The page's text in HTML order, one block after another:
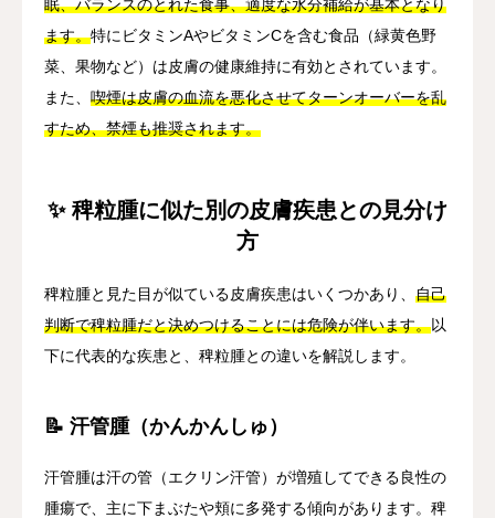
眠、バランスのとれた食事、適度な水分補給が基本となり
ます。特にビタミンAやビタミンCを含む食品（緑黄色野
菜、果物など）は皮膚の健康維持に有効とされています。
また、 喫煙は皮膚の血流を悪化させてターンオーバーを乱
すため、禁煙も推奨されます。
✨ 稗粒腫に似た別の皮膚疾患との見分け
方
稗粒腫と見た目が似ている皮膚疾患はいくつかあり、 自己
判断で稗粒腫だと決めつけることには危険が伴います。以
下に代表的な疾患と、稗粒腫との違いを解説します。
📝 汗管腫（かんかんしゅ）
汗管腫は汗の管（エクリン汗管）が増殖してできる良性の
腫瘍で、主に下まぶたや頬に多発する傾向があります。稗